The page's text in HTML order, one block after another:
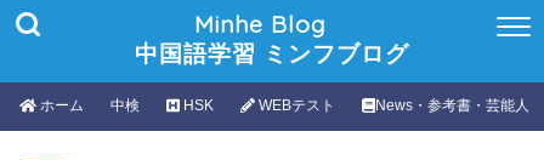
Minhe Blog
中国語学習 ミンフブログ
ホーム 中検 HSK WEBテスト News・参考書・芸能人